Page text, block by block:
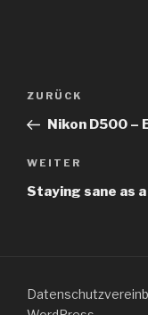
Vorheriger
Beitrag
ZURÜCK
Nikon D500 –
Nächster
Beitrag
WEITER
Staying sane as